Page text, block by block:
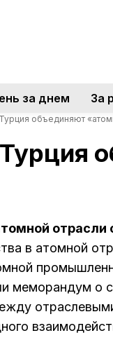
за днем За
Турция объединяют
Турция
отрасли
в атомной
меморандум о